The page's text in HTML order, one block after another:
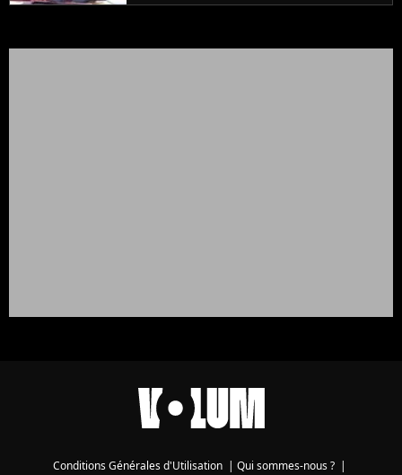
Conditions Générales d'Utilisation | Qui sommes-nous ? |